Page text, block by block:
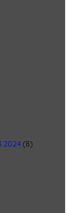
2024 (8)